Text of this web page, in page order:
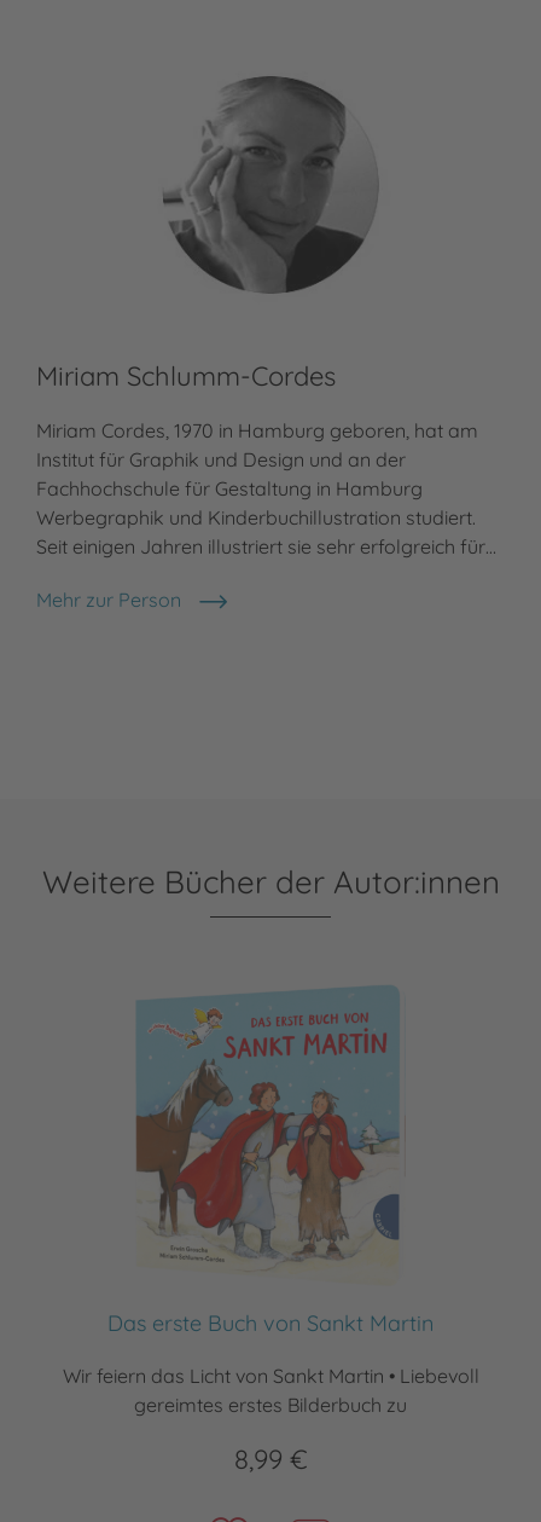
Miriam Schlumm-Cordes
Miriam Cordes, 1970 in Hamburg geboren, hat am
Institut für Graphik und Design und an der
Fachhochschule für Gestaltung in Hamburg
Werbegraphik und Kinderbuchillustration studiert.
Seit einigen Jahren illustriert sie sehr erfolgreich für…
Mehr zur Person
Miriam Schlumm-Cordes
Weitere Bücher der Autor:innen
Das erste Buch von Sankt Martin
Wir feiern das Licht von Sankt Martin • Liebevoll
gereimtes erstes Bilderbuch zu
8,99 €